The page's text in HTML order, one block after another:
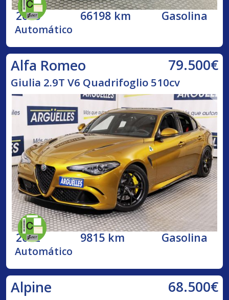
2018 66198 km Gasolina
Automático
Alfa Romeo 79.500€
Giulia 2.9T V6 Quadrifoglio 510cv
2022 9815 km Gasolina
Automático
Alpine 68.500€